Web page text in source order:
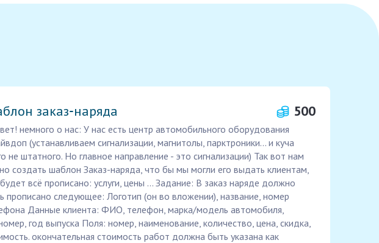
заказ‑наряда 500
немного о нас: У нас есть центр автомобильного оборудования
(устанавливаем сигнализации, магнитолы, парктроники... и куча
не штатного. Но главное направление - это сигнализации) Так вот нам
создать шаблон Заказ-наряда, что бы мы могли его выдать клиентам,
всё прописано: услуги, цены ... Задание: В заказ наряде должно
прописано следующее: Логотип (он во вложении), название, номер
Данные клиента: ФИО, телефон, марка/модель автомобиля,
год выпуска Поля: номер, наименование, количество, цена, скидка,
окончательная стоимость работ должна быть указана как